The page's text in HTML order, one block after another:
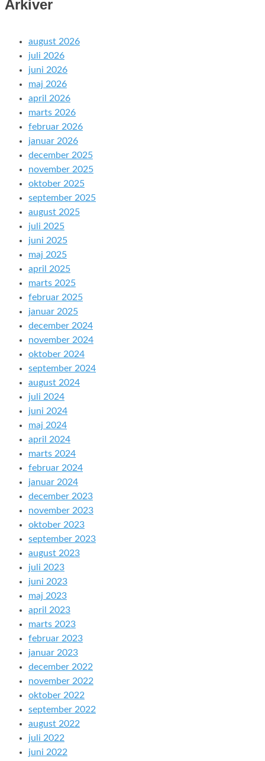
Arkiver
august 2026
juli 2026
juni 2026
maj 2026
april 2026
marts 2026
februar 2026
januar 2026
december 2025
november 2025
oktober 2025
september 2025
august 2025
juli 2025
juni 2025
maj 2025
april 2025
marts 2025
februar 2025
januar 2025
december 2024
november 2024
oktober 2024
september 2024
august 2024
juli 2024
juni 2024
maj 2024
april 2024
marts 2024
februar 2024
januar 2024
december 2023
november 2023
oktober 2023
september 2023
august 2023
juli 2023
juni 2023
maj 2023
april 2023
marts 2023
februar 2023
januar 2023
december 2022
november 2022
oktober 2022
september 2022
august 2022
juli 2022
juni 2022